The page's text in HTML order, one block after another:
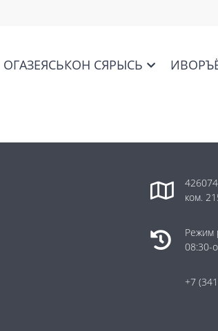
ОГАЗЕЯСЬКОН СЯРЫСЬ
ком.
Режим
08:30-
+7